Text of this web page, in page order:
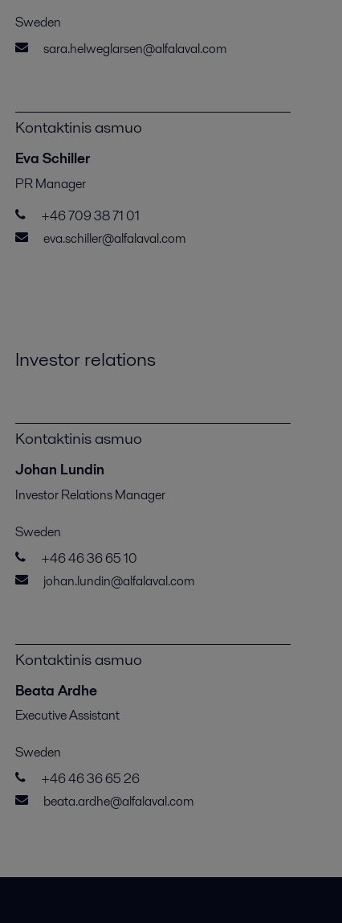
Sweden
sara.helweglarsen@alfalaval.com
Kontaktinis asmuo
Eva Schiller
PR Manager
+46 709 38 71 01
eva.schiller@alfalaval.com
Investor relations
Kontaktinis asmuo
Johan Lundin
Investor Relations Manager
Sweden
+46 46 36 65 10
johan.lundin@alfalaval.com
Kontaktinis asmuo
Beata Ardhe
Executive Assistant
Sweden
+46 46 36 65 26
beata.ardhe@alfalaval.com